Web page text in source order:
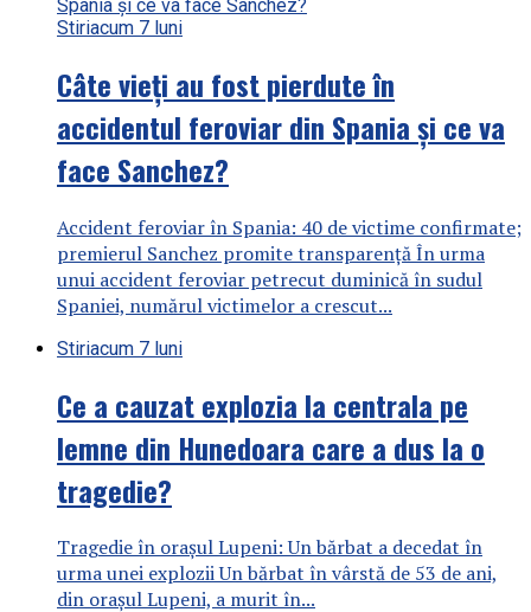
Stiriacum 7 luni
Câte vieți au fost pierdute în
accidentul feroviar din Spania și ce va
face Sanchez?
Accident feroviar în Spania: 40 de victime confirmate;
premierul Sanchez promite transparență În urma
unui accident feroviar petrecut duminică în sudul
Spaniei, numărul victimelor a crescut...
Stiriacum 7 luni
Ce a cauzat explozia la centrala pe
lemne din Hunedoara care a dus la o
tragedie?
Tragedie în orașul Lupeni: Un bărbat a decedat în
urma unei explozii Un bărbat în vârstă de 53 de ani,
din orașul Lupeni, a murit în...